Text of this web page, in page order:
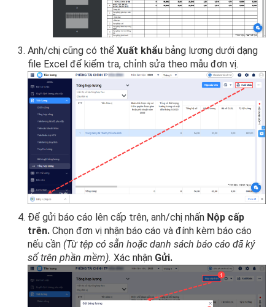
Anh/chị cũng có thể Xuất khẩu bảng lương dưới dạng
file Excel để kiểm tra, chỉnh sửa theo mẫu đơn vị.
Để gửi báo cáo lên cấp trên, anh/chị nhấn Nộp cấp
trên. Chọn đơn vị nhận báo cáo và đính kèm báo cáo
nếu cần (Từ tệp có sẵn hoặc danh sách báo cáo đã ký
số trên phần mềm). Xác nhận Gửi.